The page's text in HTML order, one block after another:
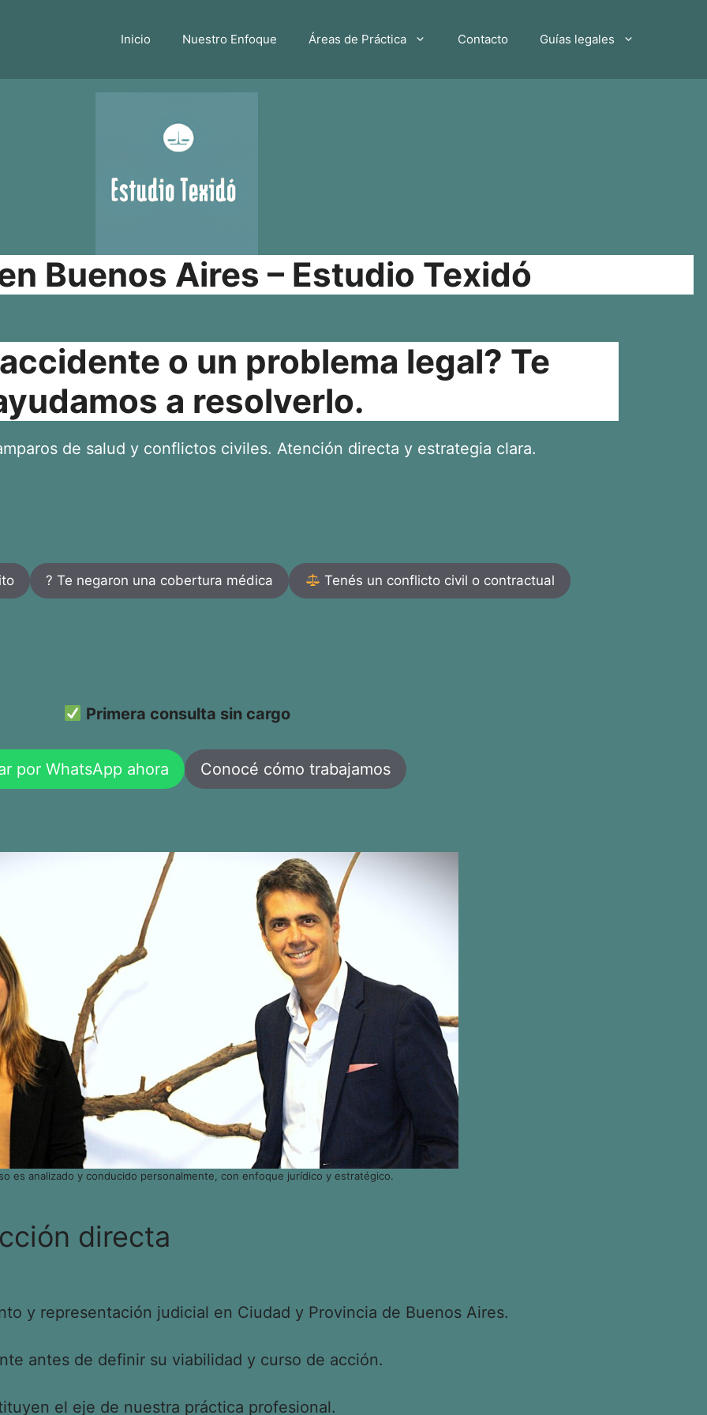
Inicio Nuestro Enfoque Áreas de Práctica Contacto Guías legales
Buenos Aires – Estudio Texidó
o un problema legal? Te
a resolverlo.
de salud y conflictos civiles. Atención directa y estrategia clara.
? Te negaron una cobertura médica Tenés un conflicto civil o contractual
Primera consulta sin cargo
por WhatsApp ahora Conocé cómo trabajamos
es analizado y conducido personalmente, con enfoque jurídico y estratégico.
directa
y representación judicial en Ciudad y Provincia de Buenos Aires.
antes de definir su viabilidad y curso de acción.
el eje de nuestra práctica profesional.